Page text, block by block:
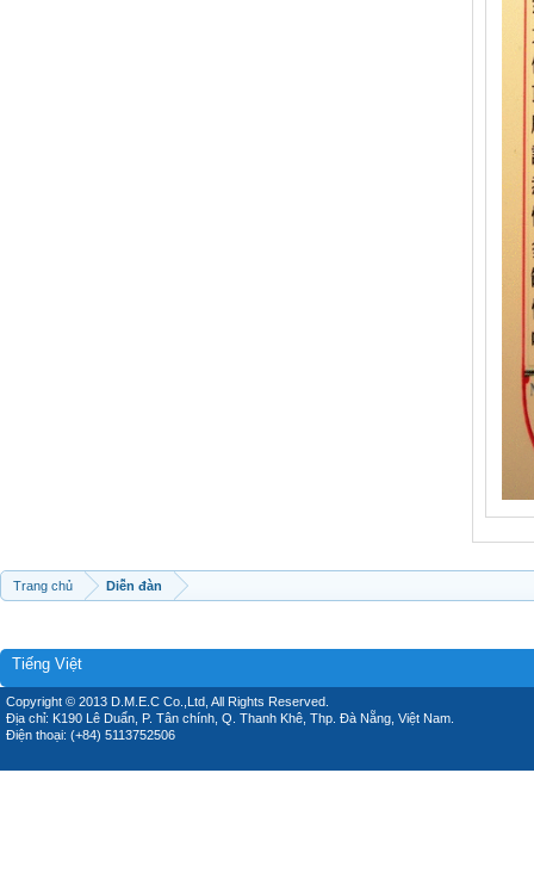
Trang chủ Diễn đàn
Tiếng Việt
Copyright © 2013 D.M.E.C Co.,Ltd, All Rights Reserved.
Địa chỉ: K190 Lê Duẩn, P. Tân chính, Q. Thanh Khê, Thp. Đà Nẵng, Việt Nam.
Điện thoại: (+84) 5113752506